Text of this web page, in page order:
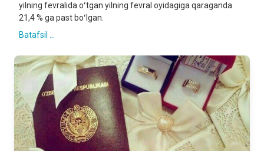
yilning fevralida oʻtgan yilning fevral oyidagiga qaraganda
21,4 % ga past boʻlgan.
Batafsil ...